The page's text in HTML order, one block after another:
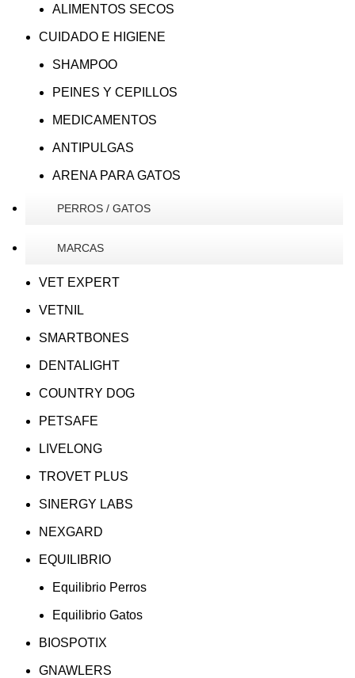
ALIMENTOS SECOS
CUIDADO E HIGIENE
SHAMPOO
PEINES Y CEPILLOS
MEDICAMENTOS
ANTIPULGAS
ARENA PARA GATOS
PERROS / GATOS
MARCAS
VET EXPERT
VETNIL
SMARTBONES
DENTALIGHT
COUNTRY DOG
PETSAFE
LIVELONG
TROVET PLUS
SINERGY LABS
NEXGARD
EQUILIBRIO
Equilibrio Perros
Equilibrio Gatos
BIOSPOTIX
GNAWLERS